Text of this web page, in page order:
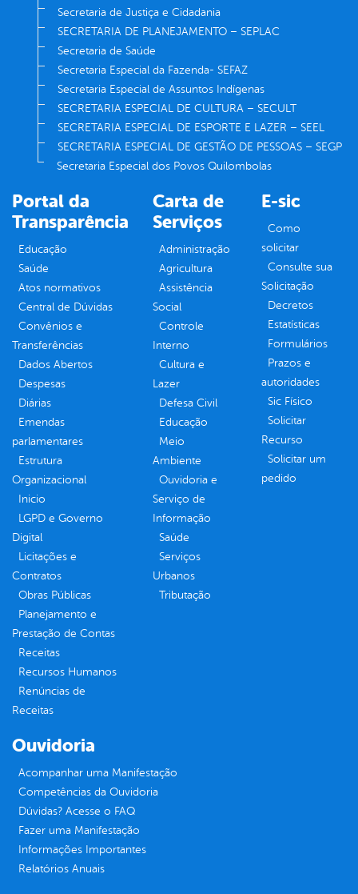
Secretaria de Justiça e Cidadania
SECRETARIA DE PLANEJAMENTO – SEPLAC
Secretaria de Saúde
Secretaria Especial da Fazenda- SEFAZ
Secretaria Especial de Assuntos Indígenas
SECRETARIA ESPECIAL DE CULTURA – SECULT
SECRETARIA ESPECIAL DE ESPORTE E LAZER – SEEL
SECRETARIA ESPECIAL DE GESTÃO DE PESSOAS – SEGP
Secretaria Especial dos Povos Quilombolas
Portal da
Transparência
Educação
Saúde
Atos normativos
Central de Dúvidas
Convênios e
Transferências
Dados Abertos
Despesas
Diárias
Emendas
parlamentares
Estrutura
Organizacional
Inicio
LGPD e Governo
Digital
Licitações e
Contratos
Obras Públicas
Planejamento e
Prestação de Contas
Receitas
Recursos Humanos
Renúncias de
Receitas
Carta de
Serviços
Administração
Agricultura
Assistência
Social
Controle
Interno
Cultura e
Lazer
Defesa Civil
Educação
Meio
Ambiente
Ouvidoria e
Serviço de
Informação
Saúde
Serviços
Urbanos
Tributação
E-sic
Como
solicitar
Consulte sua
Solicitação
Decretos
Estatísticas
Formulários
Prazos e
autoridades
Sic Físico
Solicitar
Recurso
Solicitar um
pedido
Ouvidoria
Acompanhar uma Manifestação
Competências da Ouvidoria
Dúvidas? Acesse o FAQ
Fazer uma Manifestação
Informações Importantes
Relatórios Anuais